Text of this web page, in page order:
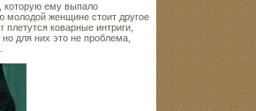
которую ему выпало
молодой женщине стоит другое
коварные интриги,
для них это не проблема,